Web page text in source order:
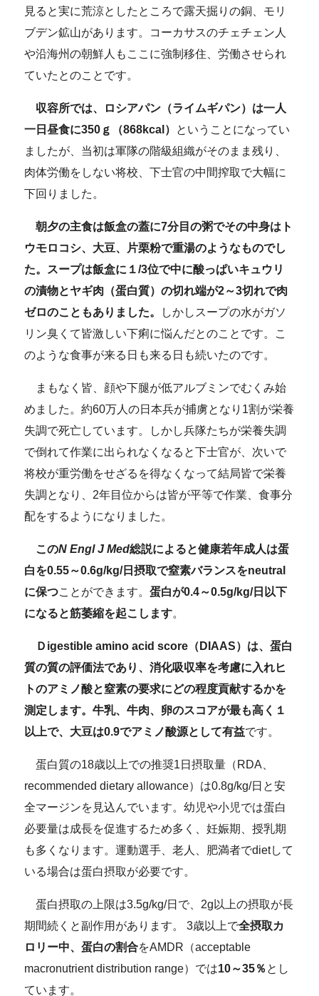
見ると実に荒涼としたところで露天掘りの銅、モリ
ブデン鉱山があります。コーカサスのチェチェン人
や沿海州の朝鮮人もここに強制移住、労働させられ
ていたとのことです。
収容所では、ロシアパン（ライムギパン）は一人
一日昼食に350ｇ（868kcal） ということになってい
ましたが、当初は軍隊の階級組織がそのまま残り、
肉体労働をしない将校、下士官の中間搾取で大幅に
下回りました。
朝夕の主食は飯盒の蓋に7分目の粥でその中身はト
ウモロコシ、大豆、片栗粉で重湯のようなものでし
た。スープは飯盒に１/3位で中に酸っぱいキュウリ
の漬物とヤギ肉（蛋白質）の切れ端が2～3切れで肉
ゼロのこともありました。
しかしスープの水がガソ
リン臭くて皆激しい下痢に悩んだとのことです。こ
のような食事が来る日も来る日も続いたのです。
まもなく皆、顔や下腿が低アルブミンでむくみ始
めました。約60万人の日本兵が捕虜となり1割が栄養
失調で死亡しています。しかし兵隊たちが栄養失調
で倒れて作業に出られなくなると下士官が、次いで
将校が重労働をせざるを得なくなって結局皆で栄養
失調となり、2年目位からは皆が平等で作業、食事分
配をするようになりました。
このN Engl J Med総説によると健康若年成人は蛋
白を0.55～0.6g/kg/日摂取で窒素バランスをneutral
に保つことができます。蛋白が0.4～0.5g/kg/日以下
になると筋萎縮を起こします。
Ｄigestible amino acid score（DIAAS）は、蛋白
質の質の評価法であり、消化吸収率を考慮に入れヒ
トのアミノ酸と窒素の要求にどの程度貢献するかを
測定します。牛乳、牛肉、卵のスコアが最も高く１
以上で、大豆は0.9でアミノ酸源として有益です。
蛋白質の18歳以上での推奨1日摂取量（RDA、
recommended dietary allowance）は0.8g/kg/日と安
全マージンを見込んでいます。幼児や小児では蛋白
必要量は成長を促進するため多く、妊娠期、授乳期
も多くなります。運動選手、老人、肥満者でdietして
いる場合は蛋白摂取が必要です。
蛋白摂取の上限は3.5g/kg/日で、2g以上の摂取が長
期間続くと副作用があります。 3歳以上で全摂取カ
ロリー中、蛋白の割合をAMDR（acceptable
macronutrient distribution range）では10～35％ とし
ています。